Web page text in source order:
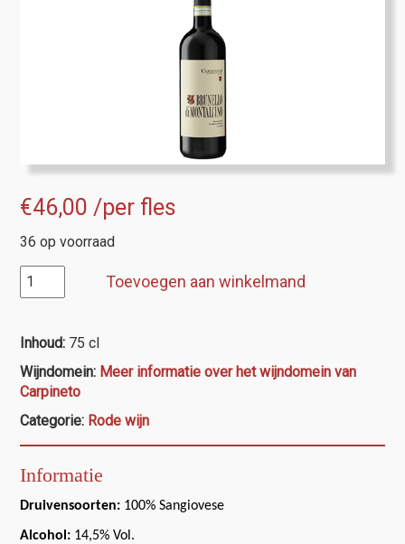
€46,00 /per fles
36 op voorraad
Carpineto
Brunello
Montalcino
aantal
Toevoegen aan winkelmand
Inhoud: 75 cl
Wijndomein: Meer informatie over het wijndomein van
Carpineto
Categorie: Rode wijn
Informatie
Druivensoorten: 100% Sangiovese
Alcohol: 14,5% Vol.